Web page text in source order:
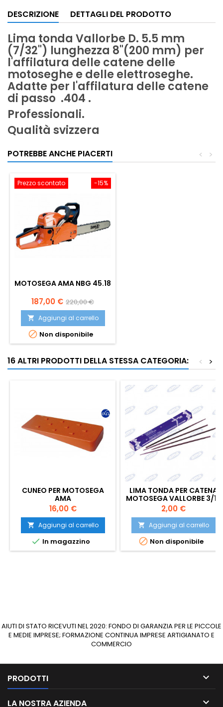
DESCRIZIONE DETTAGLI DEL PRODOTTO
Lima tonda Vallorbe D. 5.5 mm
(7/32") lunghezza 8"(200 mm) per
l'affilatura delle catene delle
motoseghe e delle elettroseghe.
Adatte per l'affilatura delle catene
di passo .404 .
Professionali.
Qualità svizzera
POTREBBE ANCHE PIACERTI >
<
-15%
Prezzo scontato
MOTOSEGA AMA NBG 45.18
Prezzo
187,00 € Prezzo
base
220,00 €
 Aggiungi al carrello
 Non disponibile
16 ALTRI PRODOTTI DELLA STESSA CATEGORIA: >
<
CUNEO PER MOTOSEGA
AMA
Prezzo
16,00 €
 Aggiungi al carrello
 In magazzino
LIMA TONDA PER CATENA
MOTOSEGA VALLORBE 3/16
Prezzo
2,00 €
 Aggiungi al carrello
 Non disponibile
AIUTI DI STATO RICEVUTI NEL 2020: FONDO DI GARANZIA PER LE PICCOLE
E MEDIE IMPRESE; FORMAZIONE CONTINUA IMPRESE ARTIGIANATO E
COMMERCIO
PRODOTTI 
LA NOSTRA AZIENDA 